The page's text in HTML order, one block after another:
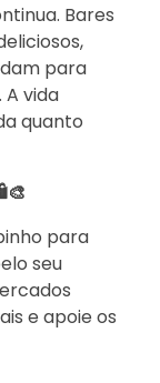
Bares
para
vida
quanto
para
seu
e apoie os